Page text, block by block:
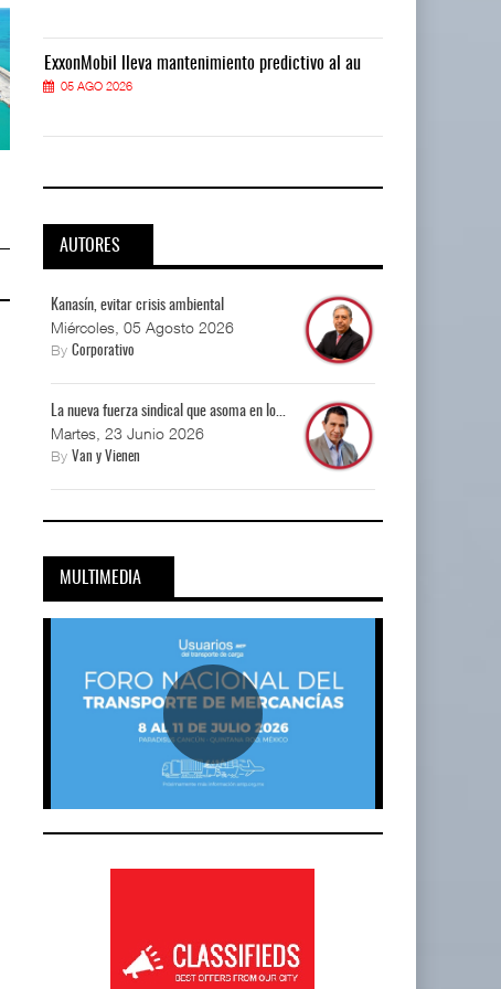
Cadena De Frío, Clave…
16-JUL-2026 BY IT-NETWORK
equipamiento para mo ...
equipamiento para mo ...
ExxonMobil lleva mantenimiento predictivo al au
05 AGO 2026
AUTORES
Kanasín, evitar crisis ambiental
Miércoles, 05 Agosto 2026
By Corporativo
La nueva fuerza sindical que asoma en lo...
Martes, 23 Junio 2026
By Van y Vienen
MULTIMEDIA